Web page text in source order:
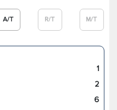
A/T R/T M/T
1
2
6